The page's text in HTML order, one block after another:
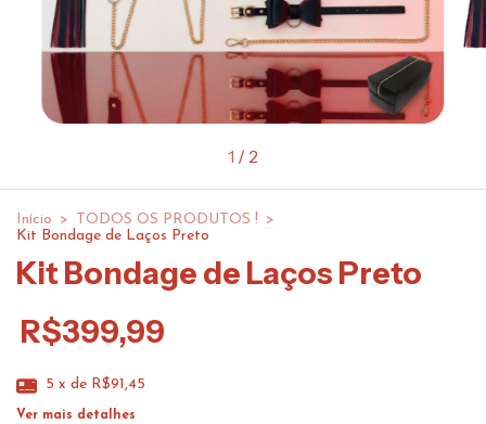
1 / 2
Início > TODOS OS PRODUTOS ! >
Kit Bondage de Laços Preto
Kit Bondage de Laços Preto
R$399,99
5 x de R$91,45
Ver mais detalhes